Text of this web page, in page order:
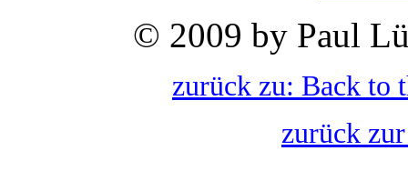
© 2009 by Paul
zurück zu: Back to
zurück